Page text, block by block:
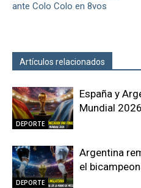
ante Colo Colo en 8vos
Artículos relacionados
DEPORTE
España y
Mundial 2026
DEPORTE
Argentina
el